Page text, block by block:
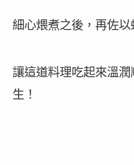
細心煨煮之後，再佐以
讓這道料理吃起來溫
生 ！